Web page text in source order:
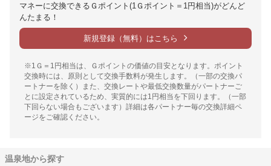
マネーに交換できるＧポイント(1Ｇポイント＝1円相当)がどんど
んたまる！
新規登録（無料）はこちら
※1Ｇ＝1円相当は、Ｇポイントの価値の目安となります。ポイント
交換時には、原則として交換手数料が発生します。（一部の交換パ
ートナーを除く）また、交換レートや最低交換数量がパートナーご
とに設定されているため、実質的には1円相当を下回ります。（一部
下回らない場合もございます）詳細は各パートナー毎の交換詳細ペ
ージをご確認ください。
温泉地から探す